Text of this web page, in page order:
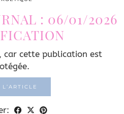
: 06/01/2026
car cette publication est